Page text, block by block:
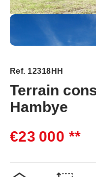
Ref. 12318HH
Terrain
Hambye
€23 000 **